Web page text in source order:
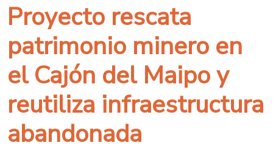
Proyecto rescata
patrimonio minero en
el Cajón del Maipo y
reutiliza infraestructura
abandonada